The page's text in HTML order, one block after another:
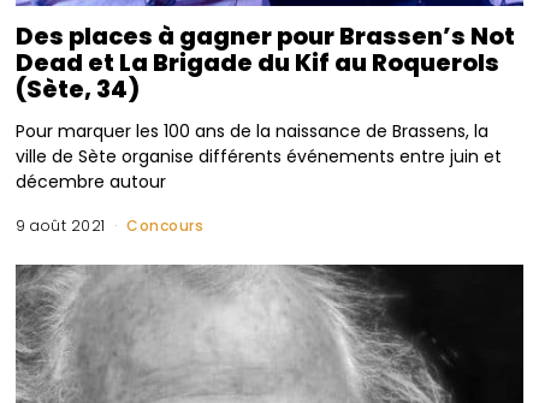
Des places à gagner pour Brassen’s Not
Dead et La Brigade du Kif au Roquerols
(Sète, 34)
Pour marquer les 100 ans de la naissance de Brassens, la
ville de Sète organise différents événements entre juin et
décembre autour
9 août 2021 Concours